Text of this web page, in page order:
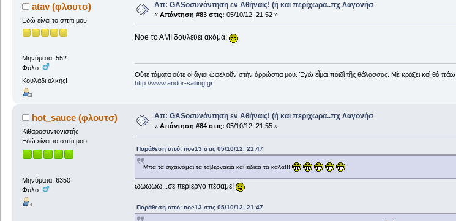
atav (φλουτσ)
Εδώ είναι το σπίτι μου
Μηνύματα: 552
Φύλο:
Κουλάδι ολκής!
Απ: GASοσυνάντηση εν Αθήναις! (ή και περίχωρα..πχ Λαγονήσ
« Απάντηση #83 στις: 05/10/12, 21:52 »
Noe το ΑΜΙ δουλεύει ακόμα;
Οὔτε τάματα οὔτε οἱ ἅγιοι ὠφελοῦν στὴν ἀρρώστια μου. Ἐγὼ εἶμαι παιδὶ τῆς θάλασσας. Μὲ κράζει καὶ θὰ πάω.
http://www.andor-sailing.gr
hot_sauce (φλουτσ)
Κιθαροσυντονιστής
Εδώ είναι το σπίτι μου
Μηνύματα: 6350
Φύλο:
Απ: GASοσυνάντηση εν Αθήναις! (ή και περίχωρα..πχ Λαγονήσ
« Απάντηση #84 στις: 05/10/12, 21:55 »
Παράθεση από: noe13 στις 05/10/12, 21:47
Μπα τα σιχαινομαι τα ταβερνακια και ειδικα τα καλα!!!
ωωωωω...σε περίεργο πέσαμε!
Παράθεση από: noe13 στις 05/10/12, 21:47